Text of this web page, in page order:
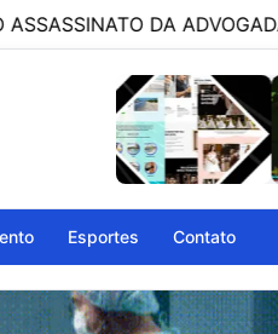
DA ADVOGADA
Esportes Contato